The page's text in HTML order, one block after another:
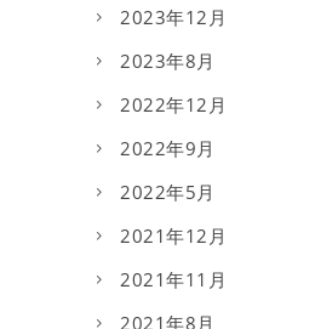
2023年12月
2023年8月
2022年12月
2022年9月
2022年5月
2021年12月
2021年11月
2021年8月